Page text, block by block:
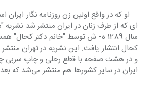
او که در واقع اولین زن روزنامه نگار ایران
ای که از طرف زنان در ایران منتشر شد
ایران در سایر کشورها هم منتشر می‌شد که بعد از یک سال متوقف شد.